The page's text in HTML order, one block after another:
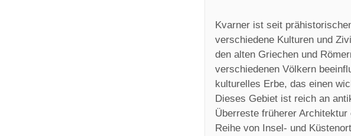
Kvarner ist seit
verschiedene Kulturen und
den alten Griechen und
verschiedenen Völkern
kulturelles Erbe, das einen
Dieses Gebiet ist reich an
Überreste früherer
Reihe von Insel- und